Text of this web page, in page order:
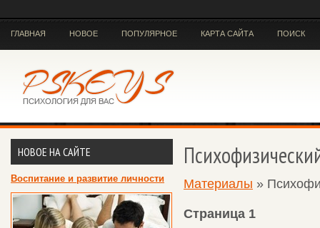
ГЛАВНАЯ НОВОЕ ПОПУЛЯРНОЕ КАРТА САЙТА ПОИСК
НОВОЕ НА САЙТЕ
Воспитание и развитие личности Материалы »
Страница 1